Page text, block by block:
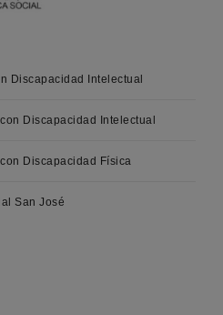
Discapacidad Intelectual
Discapacidad Intelectual
Discapacidad Física
San José